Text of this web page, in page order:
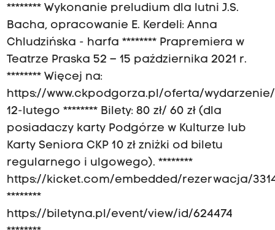
******** Wykonanie preludium dla lutni J.S.
Bacha, opracowanie E. Kerdeli: Anna
Chludzińska - harfa ******** Prapremiera w
Teatrze Praska 52 – 15 października 2021 r.
******** Więcej na:
https://www.ckpodgorza.pl/oferta/
12-lutego ******** Bilety: 80 zł/ 60 zł (dla
posiadaczy karty Podgórze w Kulturze lub
Karty Seniora CKP 10 zł zniżki od biletu
regularnego i ulgowego). ********
https://kicket.com/embedded/rezerwacja/
********
https://biletyna.pl/event/view/id/624474